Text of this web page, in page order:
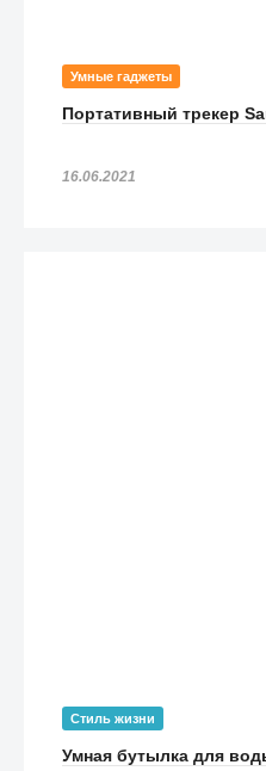
Умные гаджеты
Портативный трекер
16.06.2021
Стиль жизни
Умная бутылка для